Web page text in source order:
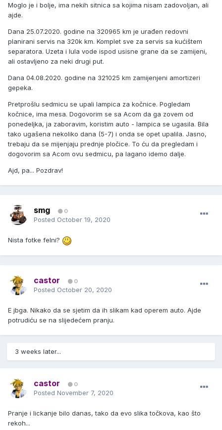
Moglo je i bolje, ima nekih sitnica sa kojima nisam zadovoljan, ali
ajde.
Dana 25.07.2020. godine na 320965 km je urađen redovni
planirani servis na 320k km. Komplet sve za servis sa kućištem
separatora. Uzeta i lula vode ispod usisne grane da se zamijeni,
ali ostavljeno za neki drugi put.
Dana 04.08.2020. godine na 321025 km zamijenjeni amortizeri
gepeka.
Pretprošlu sedmicu se upali lampica za kočnice. Pogledam
kočnice, ima mesa. Dogovorim se sa Acom da ga zovem od
ponedeljka, ja zaboravim, koristim auto - lampica se ugasila. Bila
tako ugašena nekoliko dana (5-7) i onda se opet upalila. Jasno,
trebaju da se mijenjaju prednje pločice. To ću da pregledam i
dogovorim sa Acom ovu sedmicu, pa lagano idemo dalje.
Ajd, pa... Pozdrav!
smg 0
Posted October 19, 2020
Nista fotke felni?
castor 0
Posted October 20, 2020
E jbga. Nikako da se sjetim da ih slikam kad operem auto. Ajde
potrudiću se na slijedećem pranju.
3 weeks later...
castor 0
Posted November 7, 2020
Pranje i lickanje bilo danas, tako da evo slika točkova, kao što
rekoh...